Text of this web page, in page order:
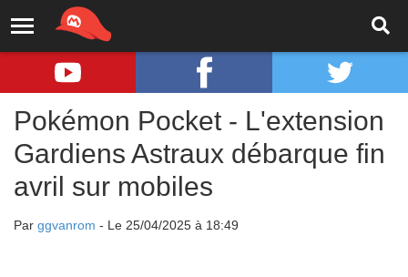
Pokémon Pocket - L'extension
Gardiens Astraux débarque fin
avril sur mobiles
Par ggvanrom - Le 25/04/2025 à 18:49